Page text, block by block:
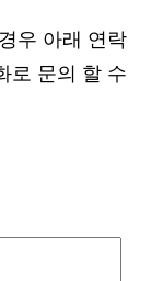
우 아래 연락
로 문의 할 수